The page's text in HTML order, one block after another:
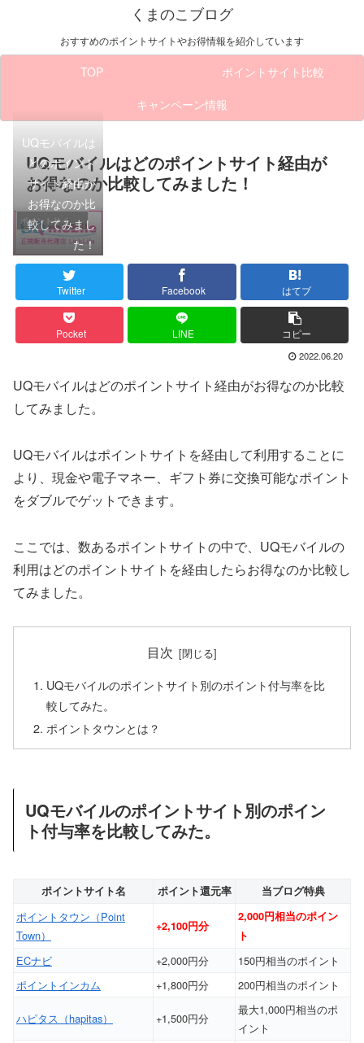
くまのこブログ
おすすめのポイントサイトやお得情報を紹介しています
TOP
ポイントサイト比較
キャンペーン情報
UQモバイルはどのポイントサイト経由が
お得なのか比較してみました！
ポイントサイト比較
UQモバイルは
どのポイント
サイト経由が
お得なのか比
較してみまし
た！
Twitter Facebook はてブ
Pocket LINE コピー
2022.06.20
UQモバイルはどのポイントサイト経由がお得なのか比較
してみました。
UQモバイルはポイントサイトを経由して利用することに
より、現金や電子マネー、ギフト券に交換可能なポイント
をダブルでゲットできます。
ここでは、数あるポイントサイトの中で、UQモバイルの
利用はどのポイントサイトを経由したらお得なのか比較し
てみました。
目次
UQモバイルのポイントサイト別のポイント付与率を比
較してみた。
ポイントタウンとは？
UQモバイルのポイントサイト別のポイン
ト付与率を比較してみた。
ポイントサイト名 ポイント還元率 当ブログ特典
ポイントタウン（Point
Town）
+2,100円分
2,000円相当のポイン
ト
ECナビ +2,000円分
150円相当のポイント
ポイントインカム
+1,800円分 200円相当のポイント
ハピタス（hapitas） +1,500円分
最大1,000円相当のポ
イント